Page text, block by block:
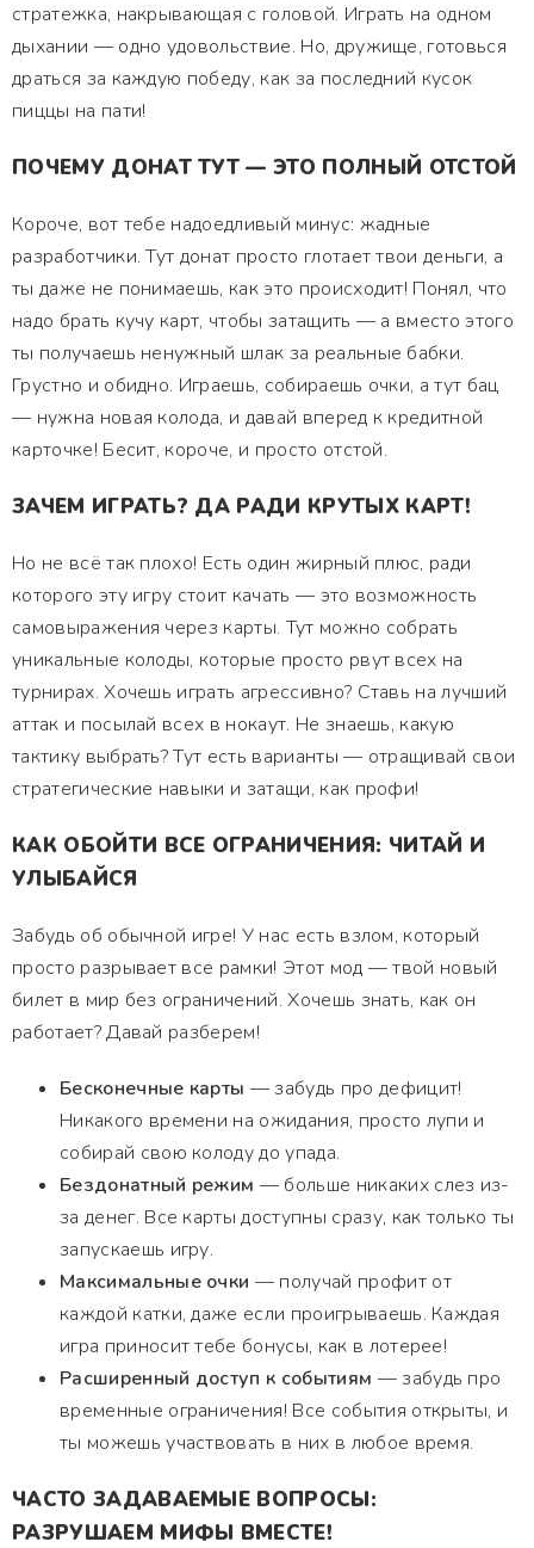
стратежка, накрывающая с головой. Играть на одном
дыхании — одно удовольствие. Но, дружище, готовься
драться за каждую победу, как за последний кусок
пиццы на пати!
ПОЧЕМУ ДОНАТ ТУТ — ЭТО ПОЛНЫЙ ОТСТОЙ
Короче, вот тебе надоедливый минус: жадные
разработчики. Тут донат просто глотает твои деньги, а
ты даже не понимаешь, как это происходит! Понял, что
надо брать кучу карт, чтобы затащить — а вместо этого
ты получаешь ненужный шлак за реальные бабки.
Грустно и обидно. Играешь, собираешь очки, а тут бац
— нужна новая колода, и давай вперед к кредитной
карточке! Бесит, короче, и просто отстой.
ЗАЧЕМ ИГРАТЬ? ДА РАДИ КРУТЫХ КАРТ!
Но не всё так плохо! Есть один жирный плюс, ради
которого эту игру стоит качать — это возможность
самовыражения через карты. Тут можно собрать
уникальные колоды, которые просто рвут всех на
турнирах. Хочешь играть агрессивно? Ставь на лучший
аттак и посылай всех в нокаут. Не знаешь, какую
тактику выбрать? Тут есть варианты — отращивай свои
стратегические навыки и затащи, как профи!
КАК ОБОЙТИ ВСЕ ОГРАНИЧЕНИЯ: ЧИТАЙ И
УЛЫБАЙСЯ
Забудь об обычной игре! У нас есть взлом, который
просто разрывает все рамки! Этот мод — твой новый
билет в мир без ограничений. Хочешь знать, как он
работает? Давай разберем!
Бесконечные карты — забудь про дефицит!
Никакого времени на ожидания, просто лупи и
собирай свою колоду до упада.
Бездонатный режим — больше никаких слез из-
за денег. Все карты доступны сразу, как только ты
запускаешь игру.
Максимальные очки — получай профит от
каждой катки, даже если проигрываешь. Каждая
игра приносит тебе бонусы, как в лотерее!
Расширенный доступ к событиям — забудь про
временные ограничения! Все события открыты, и
ты можешь участвовать в них в любое время.
ЧАСТО ЗАДАВАЕМЫЕ ВОПРОСЫ:
РАЗРУШАЕМ МИФЫ ВМЕСТЕ!